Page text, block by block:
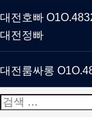
대전호빠
대전정빠
대전룸싸롱
검